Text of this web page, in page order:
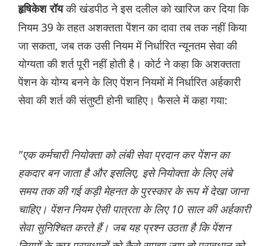
हृषिकेश रॉयकी खंडपीठ ने इस दलील को खारिज कर दिया कि
नियम 39 के तहत अशक्तता पेंशन का दावा तब तक नहीं किया
जा सकता, जब तक उसी नियम में निर्धारित न्यूनतम सेवा की
योग्यता की शर्त पूरी नहीं होती है। कोर्ट ने कहा कि अशक्तता
पेंशन के योग्य बनने के लिए पेंशन नियमों में निर्धारित अर्हकारी
सेवा की शर्त की संतुष्टी होनी चाहिए। फैसले में कहा गया:
"एक कर्मचारी नियोक्ता को लंबी सेवा प्रदान कर पेंशन का
हकदार बन जाता है और इसलिए, इसे नियोक्ता के लिए लंबे
समय तक की गई कड़ी मेहनत के पुरस्कार के रूप में देखा जाना
चाहिए। पेंशन नियम ऐसी पात्रता के लिए 10 साल की अर्हकारी
सेवा सुनिश्च‌ित करते हैं। जब यह प्रश्न उठता है कि पेंशन